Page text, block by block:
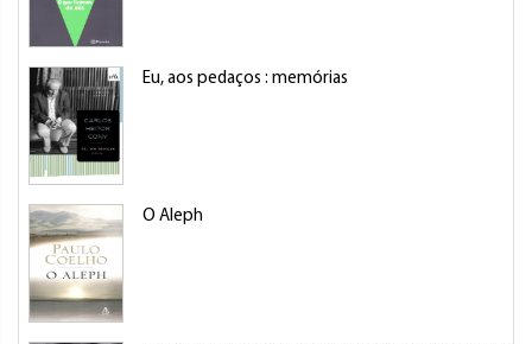
Eu, aos pedaços : memórias
O Aleph